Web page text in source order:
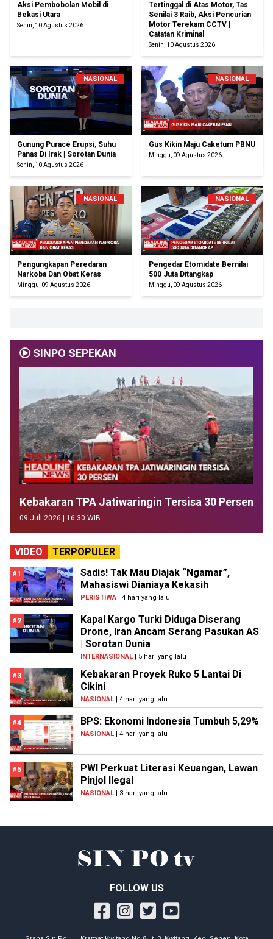
Aksi Pembobolan Mobil di
Bekasi Utara
Senin, 10 Agustus 2026
Tertinggal di Atas Motor, Tas
Senilai 3 Raib, Aksi Pencurian
Motor Terekam CCTV |
Catatan Kriminal
Senin, 10 Agustus 2026
NASIONAL
Gunung Puracé Erupsi, Suhu
Panas Di Irak | Sorotan Dunia
Senin, 10 Agustus 2026
NASIONAL
Gus Kikin Maju Caketum PBNU
Minggu, 09 Agustus 2026
NASIONAL
Pengungkapan Peredaran
Narkoba Dan Obat Keras
Minggu, 09 Agustus 2026
NASIONAL
Pengedar Etomidate Bernilai
500 Juta Ditangkap
Minggu, 09 Agustus 2026
SINPO SEPEKAN
Kebakaran TPA Jatiwaringin Tersisa 30 Persen
09 Juli 2026 | 16:30 WIB
VIDEO TERPOPULER
#1
Sadis! Tak Mau Diajak “Ngamar”,
Mahasiswi Dianiaya Kekasih
PERISTIWA | 4 hari yang lalu
#2
Kapal Kargo Turki Diduga Diserang
Drone, Iran Ancam Serang Pasukan AS
| Sorotan Dunia
INTERNASIONAL | 5 hari yang lalu
#3
Kebakaran Proyek Ruko 5 Lantai Di
Cikini
NASIONAL | 4 hari yang lalu
#4 BPS: Ekonomi Indonesia Tumbuh 5,29%
NASIONAL | 4 hari yang lalu
#5
PWI Perkuat Literasi Keuangan, Lawan
Pinjol Ilegal
NASIONAL | 3 hari yang lalu
FOLLOW US